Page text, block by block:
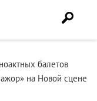
балетов
на Новой сцене